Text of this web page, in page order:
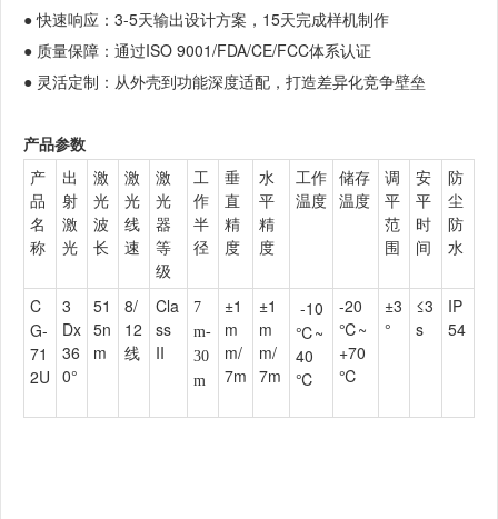
● 快速响应：3-5天输出设计方案，15天完成样机制作
● 质量保障：通过ISO 9001/FDA/CE/FCC体系认证
● 灵活定制：从外壳到功能深度适配，打造差异化竞争壁垒
产品参数
产
品
名
称
出
射
激
光
激
光
波
长
激
光
线
速
激
光
器
等
级
工
作
半
径
垂
直
精
度
水
平
精
度
工作
温度
储存
温度
调
平
范
围
安
平
时
间
防
尘
防
水
C
G-
71
2U
3
Dx
36
0°
51
5n
m
8/
12
线
Cla
ss
II
7
m-
30
m
±1
m
m/
7m
±1
m
m/
7m
-10
℃~
40
℃
-20
℃~
+70
℃
±3
°
≤3
s
IP
54